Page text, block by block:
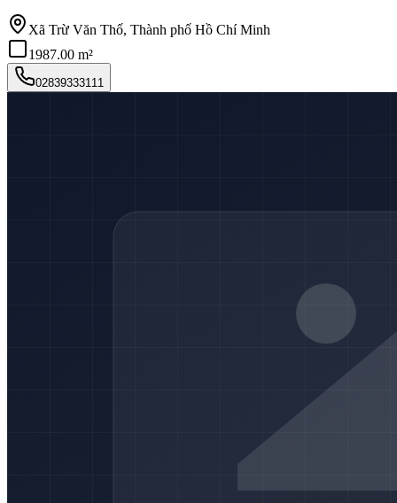
Xã Trừ Văn Thố, Thành phố Hồ Chí Minh
1987.00 m²
02839333111